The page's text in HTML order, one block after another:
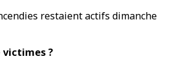
restaient actifs dimanche
victimes ?